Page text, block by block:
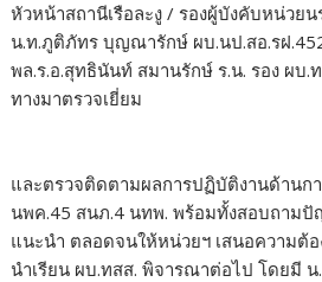
หัวหน้าสถานีเรือละงู / รองผู้บังคับหน่วยน
น.ท.ภูติภัทร บุญณารักษ์ ผบ.นป.สอ.รฝ
พล.ร.อ.สุทธินันท์ สมานรักษ์ ร.น. รอง ผบ
ทางมาตรวจเยี่ยม
และตรวจติดตามผลการปฏิบัติงานด้านกา
นพค.45 สนภ.4 นทพ. พร้อมทั้งสอบถาม
แนะนำ ตลอดจนให้หน่วยฯ เสนอความต้อ
นำเรียน ผบ.ทสส. พิจารณาต่อไป โดยมี